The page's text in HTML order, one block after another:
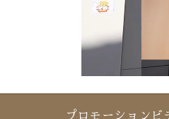
プロモーションビ